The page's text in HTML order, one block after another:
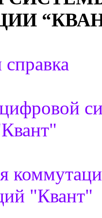
"Квант"